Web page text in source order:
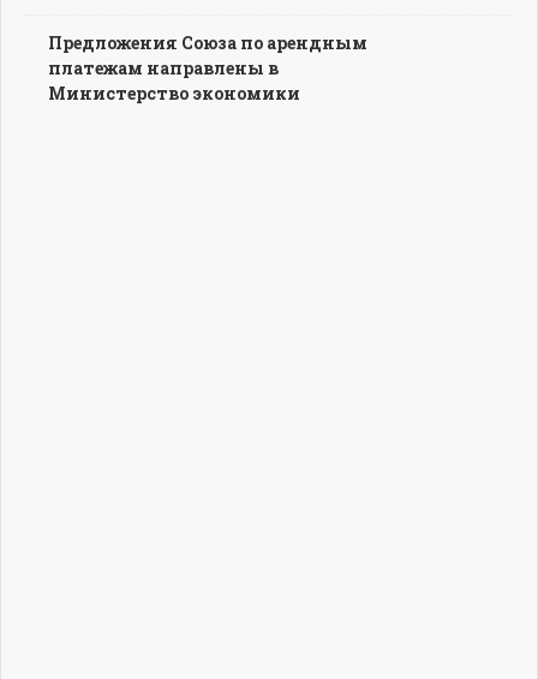
Предложения Союза по арендным
платежам направлены в
Министерство экономики